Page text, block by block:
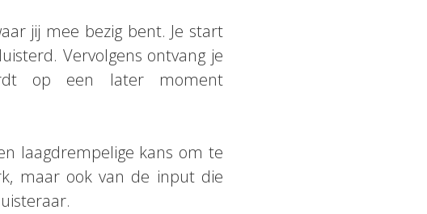
jij mee bezig bent. Je start
Vervolgens ontvang je
op een later moment
laagdrempelige kans om te
maar ook van de input die